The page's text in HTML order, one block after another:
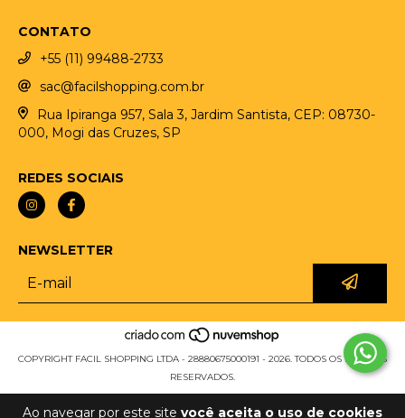
Ao navegar por este site você aceita o uso de cookies
CONTATO
+55 (11) 99488-2733
sac@facilshopping.com.br
Rua Ipiranga 957, Sala 3, Jardim Santista, CEP: 08730-
000, Mogi das Cruzes, SP
REDES SOCIAIS
NEWSLETTER
COPYRIGHT FACIL SHOPPING LTDA - 28880675000191 - 2026. TODOS OS DIREITOS
RESERVADOS.